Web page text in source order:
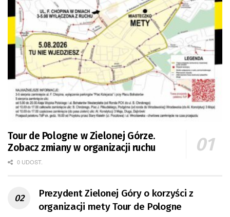
Tour de Pologne w Zielonej Górze.
Zobacz zmiany w organizacji ruchu
0 UDOST.
Prezydent Zielonej Góry o korzyści z
organizacji mety Tour de Pologne